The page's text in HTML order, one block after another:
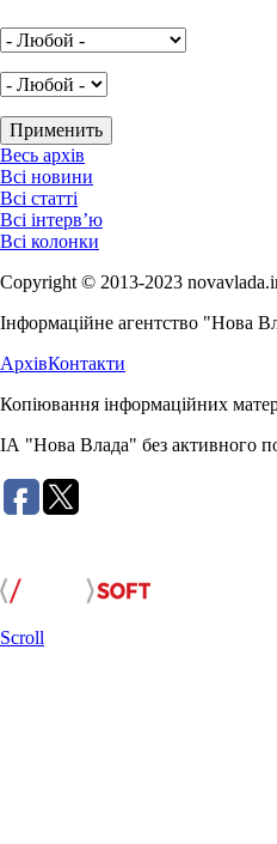
Весь архів
Всі новини
Всі статті
Всі інтерв’ю
Всі колонки
Copyright © 2013-2023
Інформаційне агентство "Нова
АрхівКонтакти
Копіювання інформаційних
ІА "Нова Влада" без активного
Scroll